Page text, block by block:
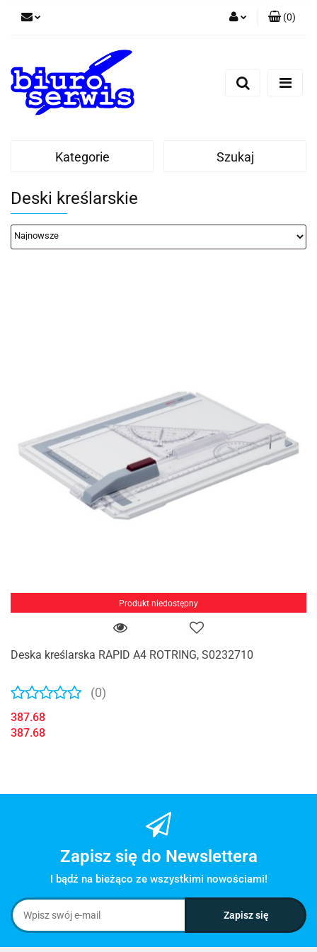
Zarejestruj się
(0)
Kategorie Szukaj
Deski kreślarskie
Produkt niedostępny
Deska kreślarska RAPID A4 ROTRING, S0232710
(0)
387.68
387.68
Zapisz się do Newslettera
I bądź na bieżąco ze wszystkimi nowościami!